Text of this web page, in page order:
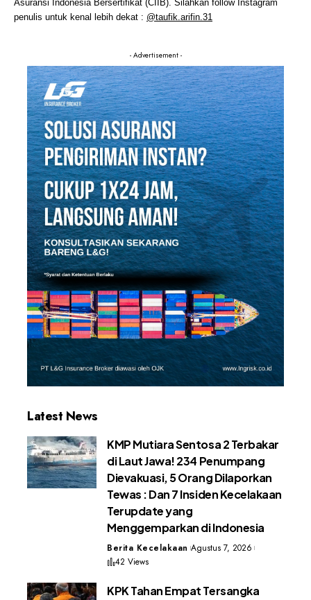
Asuransi Indonesia Bersertifikat (CIIB). Silahkan follow Instagram
penulis untuk kenal lebih dekat : @taufik.arifin.31
- Advertisement -
Latest News
KMP Mutiara Sentosa 2 Terbakar
di Laut Jawa! 234 Penumpang
Dievakuasi, 5 Orang Dilaporkan
Tewas : Dan 7 Insiden Kecelakaan
Terupdate yang
Menggemparkan di Indonesia
Berita Kecelakaan Agustus 7, 2026
42 Views
KPK Tahan Empat Tersangka